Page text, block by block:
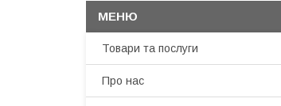
Товари та послуги
Про нас